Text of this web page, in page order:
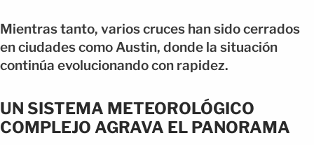
Mientras tanto, varios cruces han sido cerrados
en ciudades como Austin, donde la situación
continúa evolucionando con rapidez.
UN SISTEMA METEOROLÓGICO
COMPLEJO AGRAVA EL PANORAMA